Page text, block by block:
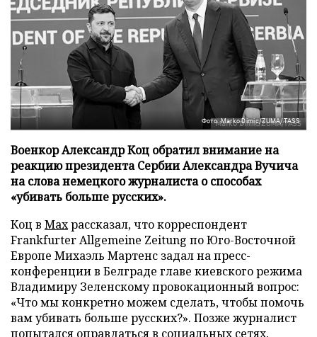
Фото: Marko Dimic/ZUMA/TASS
Военкор Александр Коц обратил внимание на
реакцию президента Сербии Александра Вучича
на слова немецкого журналиста о способах
«убивать больше русских».
Коц в Махрассказал, что корреспондент
Frankfurter Allgemeine Zeitung по Юго-Восточной
Европе Михаэль Мартенс задал на пресс-
конференции в Белграде главе киевского режима
Владимиру Зеленскому провокационный вопрос:
«Что мы конкретно можем сделать, чтобы помочь
вам убивать больше русских?». Позже журналист
попытался оправдаться в социальных сетях,